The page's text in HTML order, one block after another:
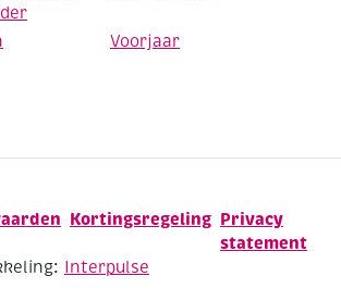
Voorjaar
Kortingsregeling Privacy
statement
Interpulse